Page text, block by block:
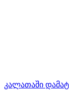
კალათაში